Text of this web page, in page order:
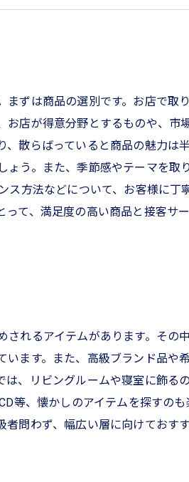
ておきたいこと
ずは商品の選別です。お店で
店が得意分野とするものや、市
散らばっていると商品の魅力は
う。また、季節感やテーマを
方法などについて、お客様に丁
て、満足度の高い商品と接客
れるアイテムがあります。その
ます。また、高級ブランド品や
、リビングルームや寝室に飾る
等、懐かしのアイテムを探すの
問わず、幅広い層に向けておすす